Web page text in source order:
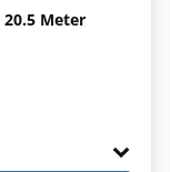
20.5 Meter